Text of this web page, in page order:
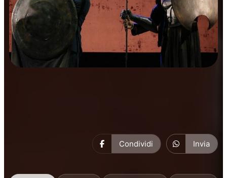
Condividi Invia